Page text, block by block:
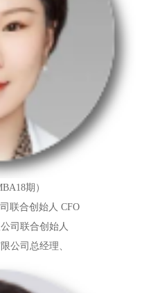
期）
联合创始人 CFO
司联合创始人
公司总经理